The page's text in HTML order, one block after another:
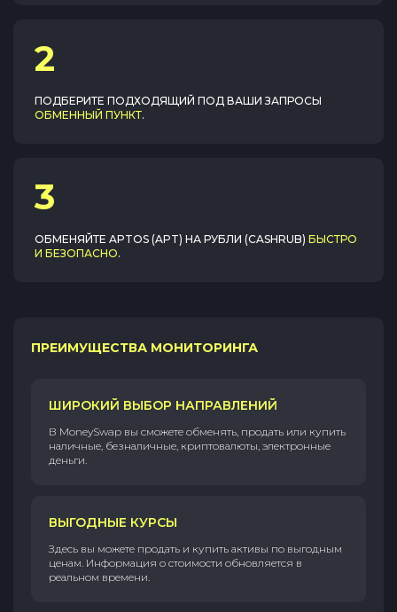
2
ПОДБЕРИТЕ ПОДХОДЯЩИЙ ПОД ВАШИ ЗАПРОСЫ
ОБМЕННЫЙ ПУНКТ.
3
ОБМЕНЯЙТЕ APTOS (APT) НА РУБЛИ (CASHRUB) БЫСТРО
И БЕЗОПАСНО.
ПРЕИМУЩЕСТВА МОНИТОРИНГА
ШИРОКИЙ ВЫБОР НАПРАВЛЕНИЙ
В MoneySwap вы сможете обменять, продать или купить
наличные, безналичные, криптовалюты, электронные
деньги.
ВЫГОДНЫЕ КУРСЫ
Здесь вы можете продать и купить активы по выгодным
ценам. Информация о стоимости обновляется в
реальном времени.